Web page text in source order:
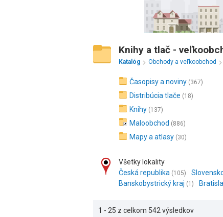
Knihy a tlač -
Katalóg
Obchody a veľkoobchod
Časopisy a noviny (367)
Distribúcia tlače (18)
Knihy (137)
Maloobchod (886)
Mapy a atlasy (30)
Všetky lokality
Česká republika (105)
Banskobystrický kraj (1)
1 - 25 z celkom 542 výsledkov